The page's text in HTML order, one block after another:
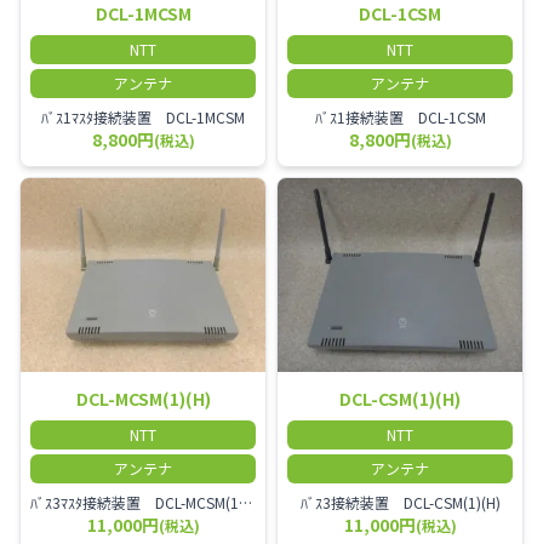
DCL-1MCSM
NTT
アンテナ
ﾊﾞｽ1ﾏｽﾀ接続装置 DCL-1MCSM
8,800円(税込)
DCL-1CSM
NTT
アンテナ
ﾊﾞｽ1接続装置 DCL-1CSM
8,800円(税込)
DCL-MCSM(1)(H)
NTT
アンテナ
ﾊﾞｽ3ﾏｽﾀ接続装置 DCL-MCSM(1)(H)
11,000円(税込)
DCL-CSM(1)(H)
NTT
アンテナ
ﾊﾞｽ3接続装置 DCL-CSM(1)(H)
11,000円(税込)